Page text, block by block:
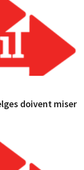
doivent miser